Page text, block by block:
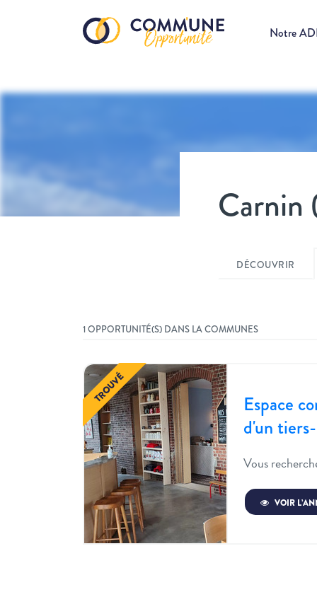
Notre
Carnin
DÉCOUVRIR
1 OPPORTUNITÉ(S) DANS LA COMMUNES
Espace
d'un
Vous
VOIR